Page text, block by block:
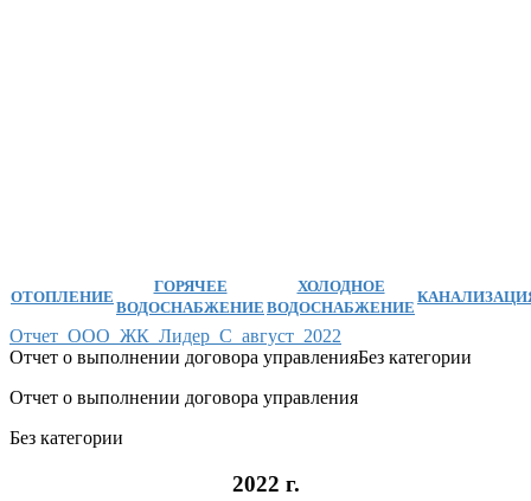
ОТОПЛЕНИЕ
ГОРЯЧЕЕ
ВОДОСНАБЖЕНИЕ
ХОЛОДНОЕ
ВОДОСНАБЖЕНИЕ
Отчет_ ООО_ ЖК_ Лидер_ С_ август_ 2022
Отчет о выполнении договора управленияБез категории
Отчет о выполнении договора управления
Без категории
2022 г.